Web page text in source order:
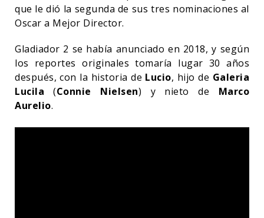
que le dió la segunda de sus tres nominaciones al
Oscar a Mejor Director.
Gladiador 2 se había anunciado en 2018, y según
los reportes originales tomaría lugar 30 años
después, con la historia de Lucio, hijo de Galeria
Lucila (Connie Nielsen) y nieto de Marco
Aurelio.